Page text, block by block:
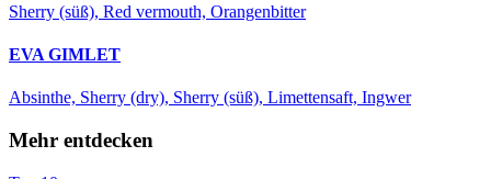
Sherry (süß), Red vermouth, Orangenbitter
EVA GIMLET
Absinthe, Sherry (dry), Sherry (süß), Limettensaft, Ingwer
Mehr entdecken